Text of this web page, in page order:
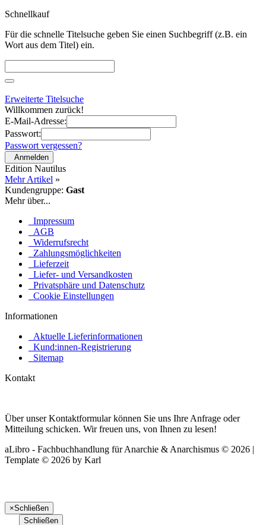
Schnellkauf
Für die schnelle Titelsuche geben Sie einen Suchbegriff (z.B. ein
Wort aus dem Titel) ein.
Erweiterte Titelsuche
Willkommen zurück!
E-Mail-Adresse:
Passwort:
Passwort vergessen?
Anmelden
Edition Nautilus
Mehr Artikel »
Kundengruppe: Gast
Mehr über...
Impressum
AGB
Widerrufsrecht
Zahlungsmöglichkeiten
Lieferzeit
Liefer- und Versandkosten
Privatsphäre und Datenschutz
Cookie Einstellungen
Informationen
Aktuelle Lieferinformationen
Kund:innen-Registrierung
Sitemap
Kontakt
Über unser Kontaktformular können Sie uns Ihre Anfrage oder
Mitteilung schicken. Wir freuen uns, von Ihnen zu lesen!
aLibro - Fachbuchhandlung für Anarchie & Anarchismus © 2026 |
Template © 2026 by Karl
×Schließen
Schließen